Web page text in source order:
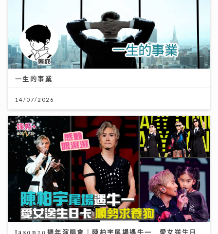
一生的事業
14/07/2026
Jason20週年演唱會｜陳柏宇尾場遇牛一 愛女送生日